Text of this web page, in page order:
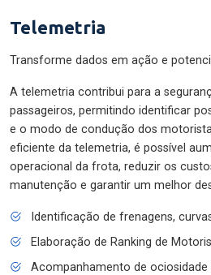
Telemetria
Transforme dados em ação e
A telemetria contribui para a
passageiros, permitindo identificar
e o modo de condução dos
eficiente da telemetria, é possível
operacional da frota, reduzir os
manutenção e garantir um melhor
Identificação de frenagens,
Elaboração de Ranking de
Acompanhamento de